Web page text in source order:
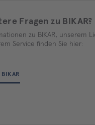
Fragen zu BIKAR?
zu BIKAR, unserem
Service finden Sie hier:
BIKAR